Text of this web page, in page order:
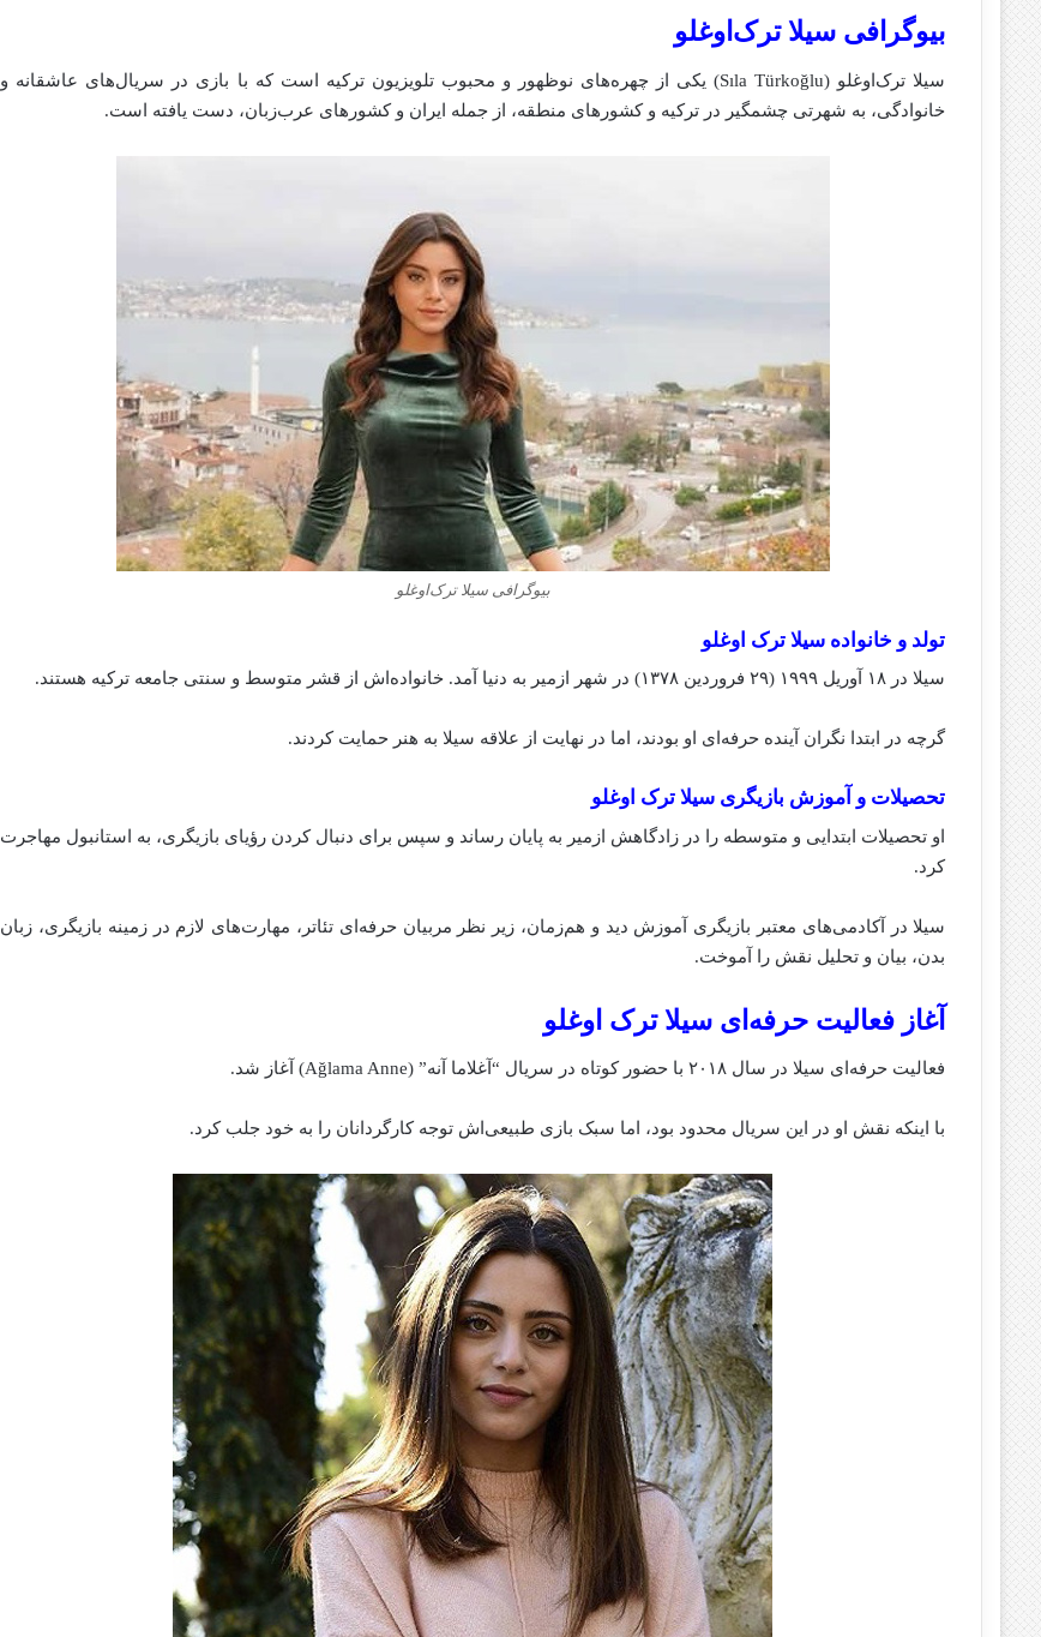
بیوگرافی سیلا ترک‌اوغلو
سیلا ترک‌اوغلو (Sıla Türkoğlu) یکی از چهره‌های نوظهور و محبوب تلویزیون ترکیه است که با بازی در سریال‌های عاشقانه و
خانوادگی، به شهرتی چشمگیر در ترکیه و کشورهای منطقه، از جمله ایران و کشورهای عرب‌زبان، دست یافته است.
بیوگرافی سیلا ترک‌اوغلو
تولد و خانواده سیلا ترک‌ اوغلو
سیلا در ۱۸ آوریل ۱۹۹۹ (۲۹ فروردین ۱۳۷۸) در شهر ازمیر به دنیا آمد. خانواده‌اش از قشر متوسط و سنتی جامعه ترکیه هستند.
گرچه در ابتدا نگران آینده حرفه‌ای او بودند، اما در نهایت از علاقه سیلا به هنر حمایت کردند.
تحصیلات و آموزش بازیگری سیلا ترک‌ اوغلو
او تحصیلات ابتدایی و متوسطه را در زادگاهش ازمیر به پایان رساند و سپس برای دنبال کردن رؤیای بازیگری، به استانبول مهاجرت
کرد.
سیلا در آکادمی‌های معتبر بازیگری آموزش دید و هم‌زمان، زیر نظر مربیان حرفه‌ای تئاتر، مهارت‌های لازم در زمینه بازیگری، زبان
بدن، بیان و تحلیل نقش را آموخت.
آغاز فعالیت حرفه‌ای سیلا ترک‌ اوغلو
فعالیت حرفه‌ای سیلا در سال ۲۰۱۸ با حضور کوتاه در سریال “آغلاما آنه” (Ağlama Anne) آغاز شد.
با اینکه نقش او در این سریال محدود بود، اما سبک بازی طبیعی‌اش توجه کارگردانان را به خود جلب کرد.